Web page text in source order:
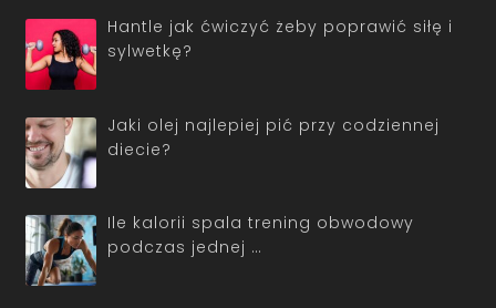
Hantle jak ćwiczyć żeby poprawić siłę i
sylwetkę?
Jaki olej najlepiej pić przy codziennej
diecie?
Ile kalorii spala trening obwodowy
podczas jednej …